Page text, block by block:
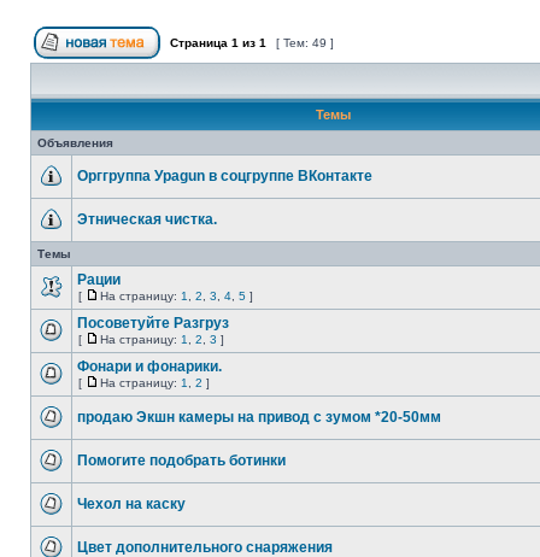
Страница 1 из 1 [ Тем: 49 ]
Темы
Объявления
Орггруппа Ураgun в соцгруппе ВКонтакте
Этническая чистка.
Темы
Рации
[ На страницу: 1 2 3 4 5 ]
Посоветуйте Разгруз
[ На страницу: 1 2 3 ]
Фонари и фонарики.
[ На страницу: 1 2 ]
продаю Экшн камеры на привод с зумом *20-50мм
Помогите подобрать ботинки
Чехол на каску
Цвет дополнительного снаряжения